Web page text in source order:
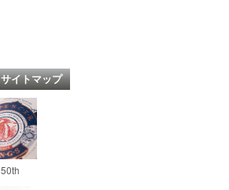
サイトマップ